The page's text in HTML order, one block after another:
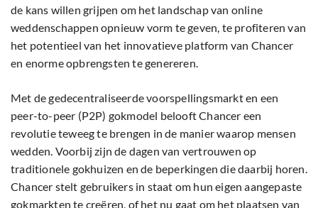
de kans willen grijpen om het landschap van online
weddenschappen opnieuw vorm te geven, te profiteren van
het potentieel van het innovatieve platform van Chancer
en enorme opbrengsten te genereren.
Met de gedecentraliseerde voorspellingsmarkt en een
peer-to-peer (P2P) gokmodel belooft Chancer een
revolutie teweeg te brengen in de manier waarop mensen
wedden. Voorbij zijn de dagen van vertrouwen op
traditionele gokhuizen en de beperkingen die daarbij horen.
Chancer stelt gebruikers in staat om hun eigen aangepaste
gokmarkten te creëren, of het nu gaat om het plaatsen van